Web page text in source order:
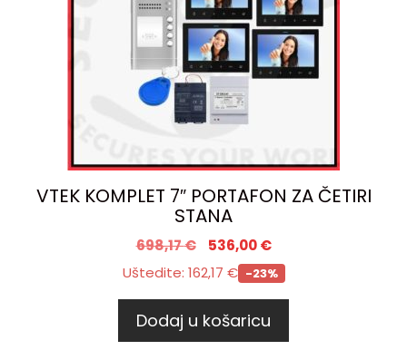
VTEK KOMPLET 7″ PORTAFON ZA ČETIRI
STANA
698,17€ 536,00€
Uštedite: 162,17 € -23%
Dodaj u košaricu